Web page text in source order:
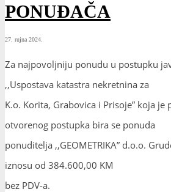
PONUĐAČA
27. rujna 2024.
Za najpovoljniju ponudu u postupku
,,Uspostava katastra nekretnina za
K.o. Korita, Grabovica i Prisoje” koja je
otvorenog postupka bira se ponuda
ponuditelja ,,GEOMETRIKA” d.o.o.
iznosu od 384.600,00 KM
bez PDV-a.